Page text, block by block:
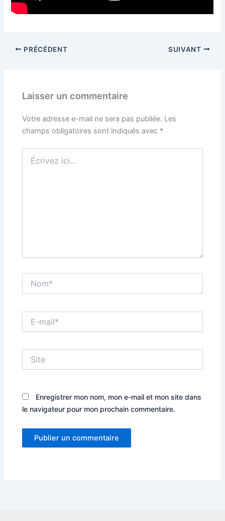
PRÉCÉDENT SUIVANT
Laisser un commentaire
Votre adresse e-mail ne sera pas publiée. Les
champs obligatoires sont indiqués avec *
ici…
mail*
Enregistrer mon nom, mon e-mail et mon site dans
le navigateur pour mon prochain commentaire.